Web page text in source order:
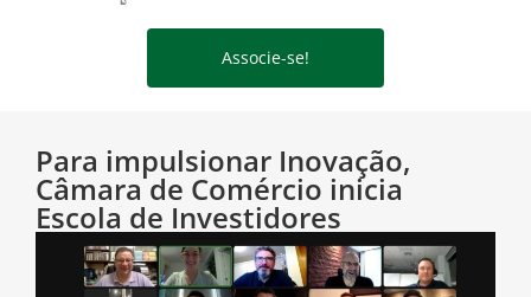
Associe-se!
Para impulsionar Inovação,
Câmara de Comércio inicia
Escola de Investidores